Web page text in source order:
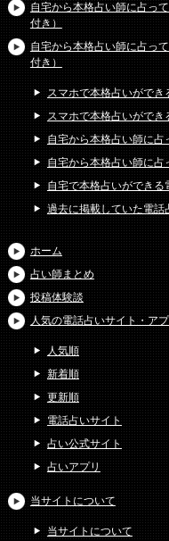
自宅から本格占い師に占っ
付き）
自宅から本格占い師に占っ
付き）
スマホで本格占いができ
スマホで本格占いができ
自宅から本格占い師に
自宅から本格占い師に
自宅で本格占いができる
過去に掲載していた電
ホーム
占い師まとめ
投稿体験談
人気の電話占いサイト・ア
人気順
新着順
更新順
電話占いサイト
占い公式サイト
占いアプリ
当サイトについて
当サイトについて